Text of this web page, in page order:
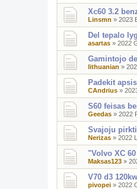
Xc60 3.2
Linsmn » 2023
Del tepalo
asartas » 2022
Gamintojo
lithuanian »
Padekit
CAndrius »
S60 feisas
Geedas » 2022
Svajoju
Nerizas » 2022
"Volvo XC
Maksas123 »
V70 d3
pivopei » 2022